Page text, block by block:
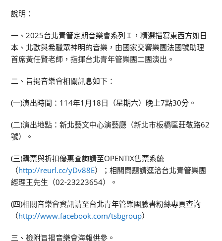
說明：
一、2025台北青管定期音樂會系列Ｉ，精選描寫東西方如日
本、北歐與希臘眾神明的音樂，由國家交響樂團法國號助理
首席黃任賢老師，指揮台北青年管樂團二團演出。
二、旨揭音樂會相關訊息如下：
(一)演出時間：114年1月18日（星期六）晚上7點30分。
(二)演出地點：新北藝文中心演藝廳（新北市板橋區莊敬路62
號）。
(三)購票與折扣優惠查詢請至OPENTIX售票系統
（http://reurl.cc/yDv88E）；相關問題請逕洽台北青管樂團
經理王先生（02-23223654）。
(四)相關音樂會資訊請至台北青年管樂團臉書粉絲專頁查詢
（http://www.facebook.com/tsbgroup）
三、檢附旨揭音樂會海報供參。